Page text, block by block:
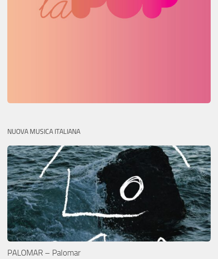
NUOVA MUSICA ITALIANA
PALOMAR – Palomar